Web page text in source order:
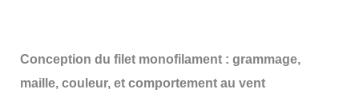
Conception du filet monofilament : grammage,
maille, couleur, et comportement au vent